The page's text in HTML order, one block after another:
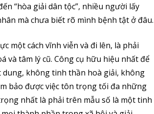
“hòa giải dân tộc”, nhiều người lấy
mà chưa biết rõ mình bệnh tật ở đâu.
một cách vĩnh viễn và đi lên, là phải
và tâm lý cũ. Công cụ hữu hiệu nhất để
không tinh thần hoà giải, không
bảo được việc tôn trọng tối đa những
nhất là phải trên mẫu số là một tinh